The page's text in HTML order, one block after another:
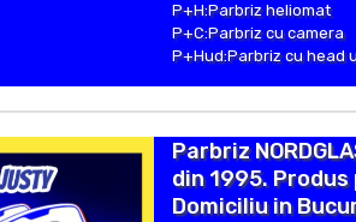
P+H:Parbriz heliomat
P+C:Parbriz cu camera
P+Hud:Parbriz cu head
Parbriz
din 1995.
Domiciliu in